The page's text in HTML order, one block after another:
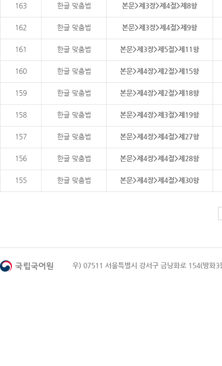
163 한글 맞춤법 본문>제3장>제4절>제8항
162 한글 맞춤법 본문>제3장>제4절>제9항
161 한글 맞춤법 본문>제3장>제5절>제11항
160 한글 맞춤법 본문>제4장>제2절>제15항
159 한글 맞춤법 본문>제4장>제2절>제18항
158 한글 맞춤법 본문>제4장>제3절>제19항
157 한글 맞춤법 본문>제4장>제4절>제27항
156 한글 맞춤법 본문>제4장>제4절>제28항
155 한글 맞춤법 본문>제4장>제4절>제30항
우) 07511 서울특별시 강서구 금낭화로 154(방화3